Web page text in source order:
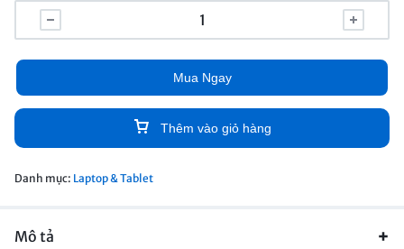
Thêm vào giỏ hàng
Mua Ngay
Danh mục: Laptop & Tablet
Mô tả